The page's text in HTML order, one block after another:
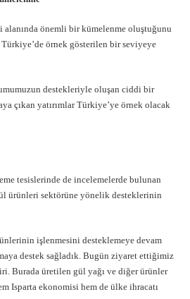
önemli bir kümelenme oluştuğunu
örnek gösterilen bir seviyeye
destekleriyle oluşan ciddi bir
çıkan yatırımlar Türkiye’ye örnek olacak
tesislerinde de incelemelerde bulunan
ürünleri sektörüne yönelik desteklerinin
işlenmesini desteklemeye devam
destek sağladık. Bugün ziyaret ettiğimiz
Burada üretilen gül yağı ve diğer ürünler
Isparta ekonomisi hem de ülke ihracatı